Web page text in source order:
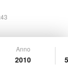
Anno
2010